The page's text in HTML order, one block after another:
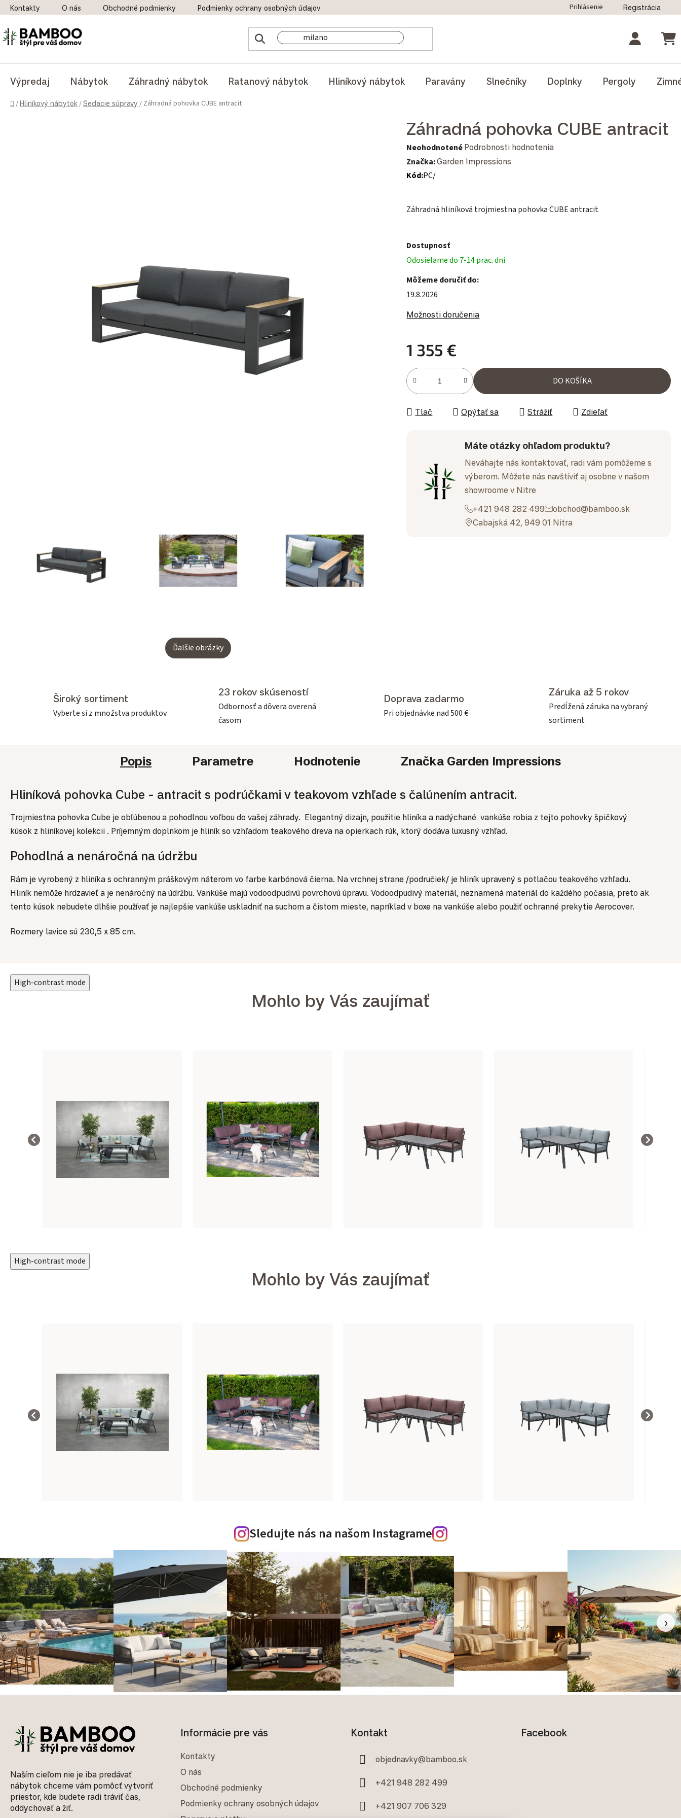
Prejsť na obsah
Kontakty O nás Obchodné podmienky Podmienky ochrany osobných údajov Odstúpenie od zmluvy
Prihlásenie Registrácia
Výpredaj Nábytok Záhradný nábytok Ratanový nábytok Hliníkový nábytok Paravány Slnečníky Doplnky Pergoly
Domov
/Hliníkový nábytok /Sedacie súpravy / Záhradná pohovka CUBE antracit
Záhradná pohovka CUBE antracit
Priemerné hodnotenie produktu je 0,0 z 5 hviezdičiek.
Neohodnotené Podrobnosti hodnotenia
Značka:Garden Impressions
Kód:PC/
Záhradná hliníková trojmiestna pohovka CUBE antracit
Dostupnosť
Odosielame do 7-14 prac. dní
Môžeme doručiť do:
19.8.2026
Možnosti doručenia
1 355 €
Jednotková cena:
DO KOŠÍKA
Tlač Opýtať sa Strážiť Zdieľať
Máte otázky ohľadom produktu?
Neváhajte nás kontaktovať, radi vám pomôžeme s
výberom. Môžete nás navštíviť aj osobne v našom
showroome v Nitre
+421 948 282 499
obchod@bamboo.sk
Cabajská 42, 949 01 Nitra
Ďalšie obrázky
Široký sortiment
Vyberte si z množstva produktov
23 rokov skúseností
Odbornosť a dôvera overená
časom
Doprava zadarmo
Pri objednávke nad 500 €
Záruka až 5 rokov
Predĺžená záruka na vybraný
sortiment
Popis Parametre Hodnotenie Značka Garden Impressions
Hliníková pohovka Cube - antracit s podrúčkami v teakovom vzhľade s čalúnením antracit.
Trojmiestna pohovka Cube je obľúbenou a pohodlnou voľbou do vašej záhrady. Elegantný dizajn, použitie hliníka a nadýchané vankúše robia z tejto pohovky špičkový
kúsok z hliníkovej kolekcii . Príjemným doplnkom je hliník so vzhľadom teakového dreva na opierkach rúk, ktorý dodáva luxusný vzhľad.
Pohodlná a nenáročná na údržbu
Rám je vyrobený z hliníka s ochranným práškovým náterom vo farbe karbónová čierna. Na vrchnej strane /područiek/ je hliník upravený s potlačou teakového vzhľadu.
Hliník nemôže hrdzavieť a je nenáročný na údržbu. Vankúše majú vodoodpudivú povrchovú úpravu. Vodoodpudivý materiál, neznamená materiál do každého počasia, preto ak
tento kúsok nebudete dlhšie používať je najlepšie vankúše uskladniť na suchom a čistom mieste, napríklad v boxe na vankúše alebo použiť ochranné prekytie Aerocover.
Rozmery lavice sú 230,5 x 85 cm.
High-contrast mode
Mohlo by Vás zaujímať
High-contrast mode
Mohlo by Vás zaujímať
Sledujte nás na našom Instagrame
‹ ›
Naším cieľom nie je iba predávať
nábytok chceme vám pomôcť vytvoriť
priestor, kde budete radi tráviť čas,
oddychovať a žiť.
Informácie pre vás
Kontakty
O nás
Obchodné podmienky
Podmienky ochrany osobných údajov
Kontakt
objednavky@bamboo.sk
+421 948 282 499
+421 907 706 329
Facebook